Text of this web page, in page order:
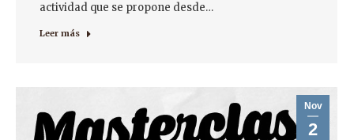
actividad que se propone desde…
Leer más
Nov
2